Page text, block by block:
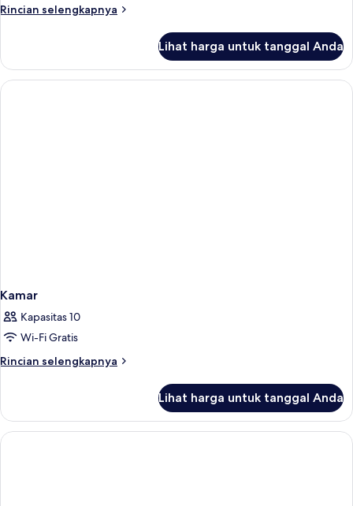
Rincian selengkapnya
Rincian
Kamar
Lihat harga untuk tanggal Anda
Kamar
Kapasitas 10
Wi-Fi Gratis
Rincian selengkapnya
Rincian
Kamar
Lihat harga untuk tanggal Anda